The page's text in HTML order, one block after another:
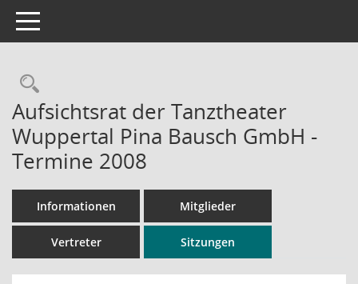
Toggle navigation
Rechercheauswahl
Aufsichtsrat der Tanztheater
Wuppertal Pina Bausch GmbH -
Termine 2008
Informationen Mitglieder
Vertreter Sitzungen